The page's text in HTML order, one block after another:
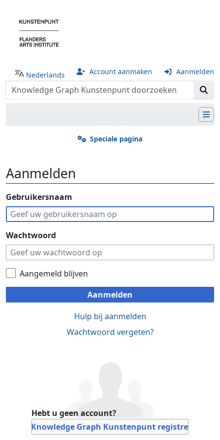
Nederlands Account aanmaken Aanmelden
Speciale pagina
Aanmelden
Ga naar:navigatie,
Gebruikersnaam
Wachtwoord
Aangemeld blijven
Aanmelden
Hulp bij aanmelden
Wachtwoord vergeten?
Hebt u geen account?
Bij Knowledge Graph Kunstenpunt registreren